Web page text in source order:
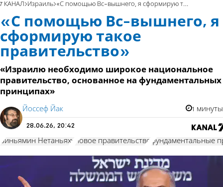
7 КАНАЛ Израиль «С помощью Вс-вышнего, я сформирую такое правительство»
«С помощью Вс-вышнего, я
сформирую такое
правительство»
«Израилю необходимо широкое национальное
правительство, основанное на фундаментальных
принципах»
Йоссеф Йак 1 минуты
28.06.26, 20:42
Биньямин Нетаньяху новое правительство фундаментальные